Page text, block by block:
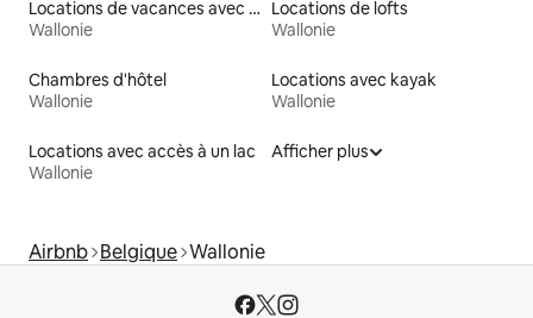
Locations de vacances avec piscine
Wallonie
Locations de lofts
Wallonie
Chambres d'hôtel
Wallonie
Locations avec kayak
Wallonie
Locations avec accès à un lac
Wallonie
Afficher plus
Airbnb Belgique Wallonie